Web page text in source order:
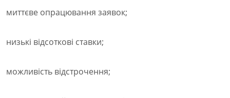
миттєве опрацювання заявок;
низькі відсоткові ставки;
можливість відстрочення;